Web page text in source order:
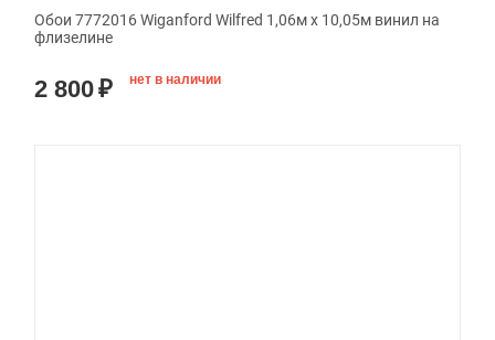
Обои 7772016 Wiganford Wilfred 1,06м х 10,05м винил на
флизелине
2 800₽ нет в наличии